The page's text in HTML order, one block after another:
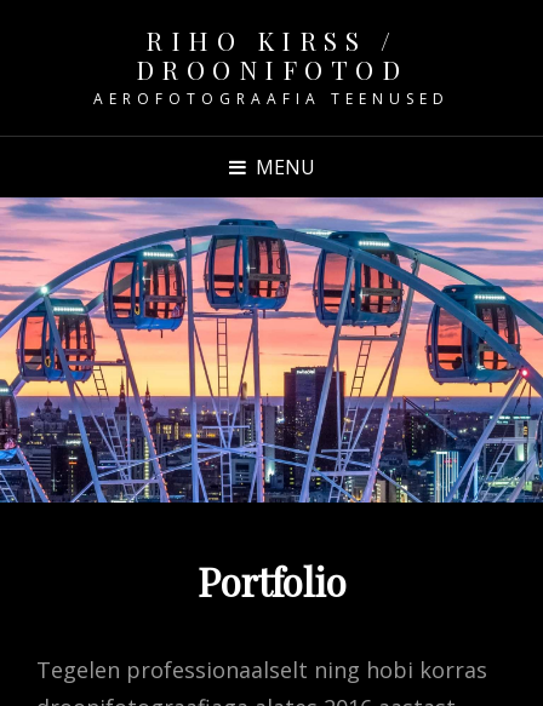
RIHO KIRSS /
DROONIFOTOD
AEROFOTOGRAAFIA TEENUSED
MENU
Portfolio
Tegelen professionaalselt ning hobi korras